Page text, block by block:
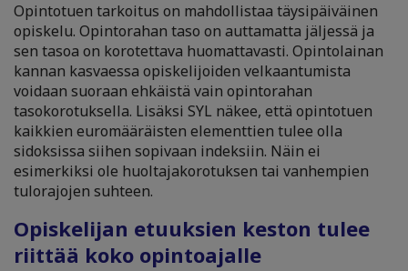
Opintotuen tarkoitus on mahdollistaa täysipäiväinen
opiskelu. Opintorahan taso on auttamatta jäljessä ja
sen tasoa on korotettava huomattavasti. Opintolainan
kannan kasvaessa opiskelijoiden velkaantumista
voidaan suoraan ehkäistä vain opintorahan
tasokorotuksella. Lisäksi SYL näkee, että opintotuen
kaikkien euromääräisten elementtien tulee olla
sidoksissa siihen sopivaan indeksiin. Näin ei
esimerkiksi ole huoltajakorotuksen tai vanhempien
tulorajojen suhteen.
Opiskelijan etuuksien keston tulee
riittää koko opintoajalle